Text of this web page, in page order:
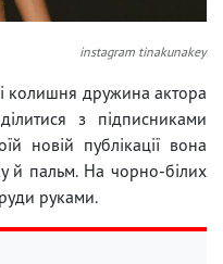
instagram tinakunakey
колишня дружина актора
з підписниками
новій публікації вона
й пальм. На чорно-білих
руками.